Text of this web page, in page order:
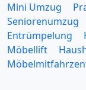
Mini Umzug
Seniorenumzug
Entrümpelung
Möbellift